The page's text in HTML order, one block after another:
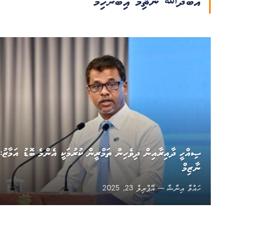
ޞިއްހީ ދާއިރާއިން ދިވެހިން ތަމްރީން ކުރުމަކީ އެންމެ ބޮޑު އަމާޒު:
ނާޒިމް
ހައްވާ އިނާޝާ
އޭޕްރިލް 23, 2025